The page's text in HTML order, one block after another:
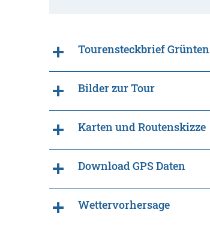
Tourensteckbrief Grünten
Bilder zur Tour
Karten und Routenskizze
Download GPS Daten
Wettervorhersage